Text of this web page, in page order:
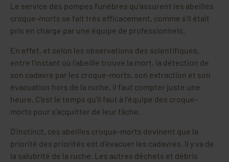
Le service des pompes funèbres qu’assurent les abeilles
croque-morts se fait très efficacement, comme s’il était
pris en charge par une équipe de professionnels.
En effet, et selon les observations des scientifiques,
entre l’instant où l’abeille trouve la mort, la détection de
son cadavre par les croque-morts, son extraction et son
évacuation hors de la ruche, il faut compter juste une
heure. C’est le temps qu’il faut à l’équipe des croque-
morts pour s’acquitter de leur tâche.
D’instinct, ces abeilles croque-morts devinent que la
priorité des priorités est d’évacuer les cadavres. Il y va de
la salubrité de la ruche. Les autres déchets et débris